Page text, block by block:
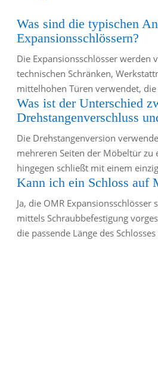
Was sind die typischen
Expansionsschlössern?
Die Expansionsschlösser
technischen Schränken,
mittelhohen Türen verwendet,
Was ist der Unterschied
Drehstangenverschluss
Die Drehstangenversion
mehreren Seiten der Möbeltür zu
hingegen schließt mit einem
Kann ich ein Schloss auf
Ja, die OMR
mittels Schraubbefestigung
die passende Länge des